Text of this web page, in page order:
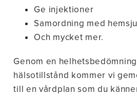
Ge injektioner
Samordning med
Och mycket mer.
Genom en
hälsotillstånd kommer vi
till en vårdplan som du